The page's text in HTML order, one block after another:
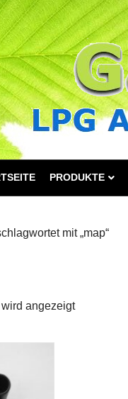
PRODUKTE
mit „map“
angezeigt